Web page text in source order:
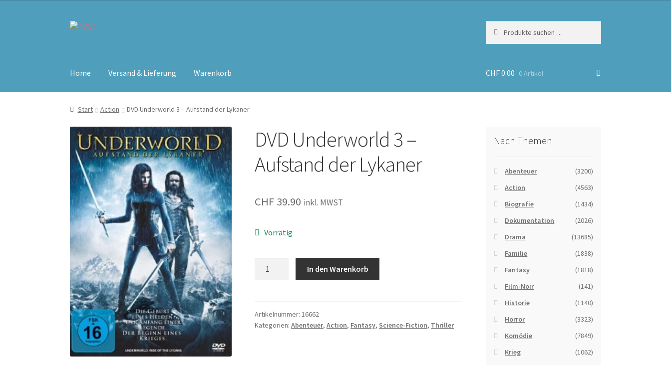
Zur
Zum
nach:
Home Versand & Lieferung Warenkorb CHF0.00 0 Artikel
Start Action DVD Underworld 3 – Aufstand der Lykaner
DVD Underworld 3 –
Aufstand der Lykaner
CHF 39.90 inkl. MWST
Vorrätig
der
Lykaner
In den Warenkorb
Artikelnummer:16662
Kategorien:Abenteuer,Action, Fantasy, Science-Fiction, Thriller
Nach Themen
Abenteuer
(3200)
Action
(4563)
Biografie
(1434)
Dokumentation
(2026)
Drama
(13685)
Familie
(1838)
Fantasy
(1818)
Film-Noir
(141)
Historie
(1140)
Horror
(3323)
Komödie
(7849)
Krieg
(1062)